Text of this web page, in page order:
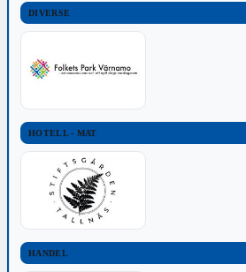
DIVERSE
HOTELL - MAT
HANDEL